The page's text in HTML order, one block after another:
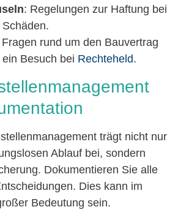
: Regelungen zur Haftung bei
rund um den Bauvertrag
Besuch bei Rechteheld.
trägt nicht nur
Ablauf bei, sondern
Dokumentieren Sie alle
Dies kann im
Bedeutung sein.